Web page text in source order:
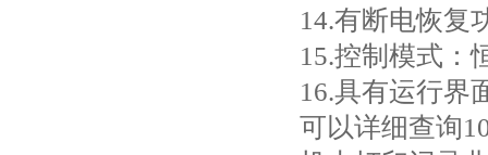
14.有断电恢复
15.控制模式：
16.具有运行界
可以详细查询